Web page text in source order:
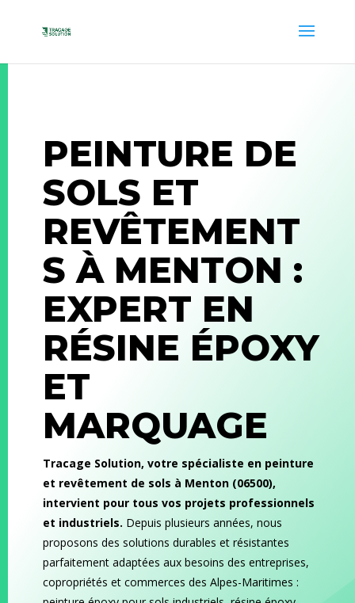
PEINTURE DE
SOLS ET
REVÊTEMENT
S À MENTON :
EXPERT EN
RÉSINE ÉPOXY
ET
MARQUAGE
Tracage Solution, votre spécialiste en peinture
et revêtement de sols à Menton (06500),
intervient pour tous vos projets professionnels
et industriels. Depuis plusieurs années, nous
proposons des solutions durables et résistantes
parfaitement adaptées aux besoins des entreprises,
copropriétés et commerces des Alpes-Maritimes :